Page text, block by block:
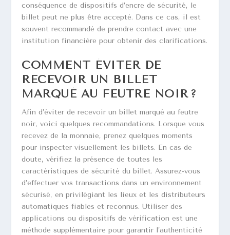
conséquence de dispositifs d’encre de sécurité, le
billet peut ne plus être accepté. Dans ce cas, il est
souvent recommandé de prendre contact avec une
institution financière pour obtenir des clarifications.
COMMENT ÉVITER DE
RECEVOIR UN BILLET
MARQUÉ AU FEUTRE NOIR ?
Afin d’éviter de recevoir un billet marqué au feutre
noir, voici quelques recommandations. Lorsque vous
recevez de la monnaie, prenez quelques moments
pour inspecter visuellement les billets. En cas de
doute, vérifiez la présence de toutes les
caractéristiques de sécurité du billet. Assurez-vous
d’effectuer vos transactions dans un environnement
sécurisé, en privilégiant les lieux et les distributeurs
automatiques fiables et reconnus. Utiliser des
applications ou dispositifs de vérification est une
méthode supplémentaire pour garantir l’authenticité